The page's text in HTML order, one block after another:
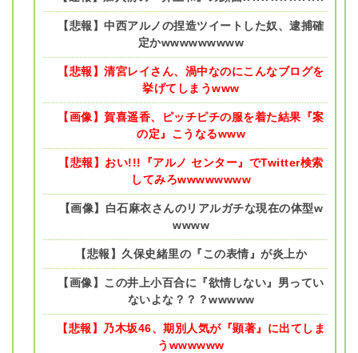
【悲報】中西アルノの捏造ツイートした奴、逮捕確
定かwwwwwwwww
【悲報】清宮レイさん、渦中なのにこんなブログを
挙げてしまうwww
【画像】賀喜遥香、ピッチピチの服を着た結果『案
の定』こうなるwww
【悲報】おい!!!『アルノ センター』でTwitter検索
してみろwwwwwwww
【画像】白石麻衣さんのリアルガチな現在の体型w
wwww
【悲報】久保史緒里の『この表情』が炎上か
【画像】この井上小百合に『欲情しない』男ってい
ないよな？？？wwwww
【悲報】乃木坂46、期別人気が『顕著』に出てしま
うwwwwww